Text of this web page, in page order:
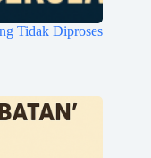
Tidak Diproses